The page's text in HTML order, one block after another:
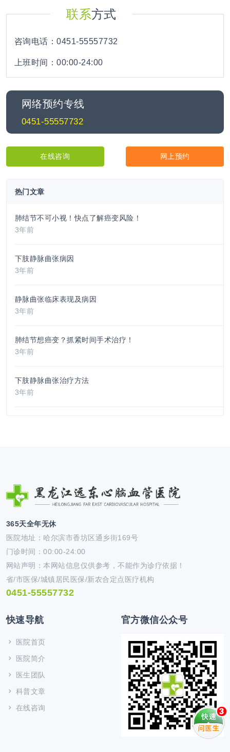
联系方式
咨询电话：0451-55557732
上班时间：00:00-24:00
网络预约专线
0451-55557732
在线咨询 网上预约
热门文章
肺结节不可小视！快点了解癌变风险！
3年前
下肢静脉曲张病因
3年前
静脉曲张临床表现及病因
3年前
肺结节想癌变？抓紧时间手术治疗！
3年前
下肢静脉曲张治疗方法
3年前
365天全年无休
医院地址：哈尔滨市香坊区通乡街169号
门诊时间：00:00-24:00
网站声明：本网站信息仅供参考，不能作为诊疗依据！
省/市医保/城镇居民医保/新农合定点医疗机构
0451-55557732
快速导航
医院首页
医院简介
医生团队
科普文章
在线咨询
官方微信公众号